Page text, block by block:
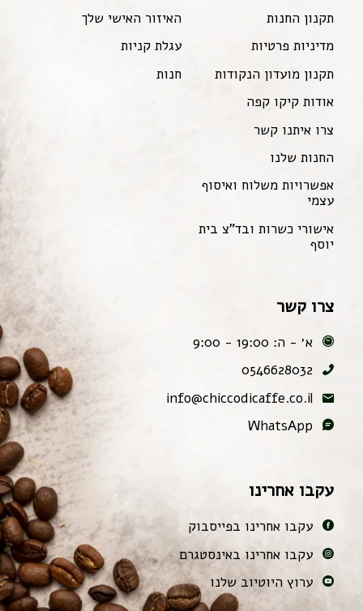
תקנון החנות
מדיניות פרטיות
תקנון מועדון הנקודות
אודות קיקו קפה
צרו איתנו קשר
החנות שלנו
אפשרויות משלוח ואיסוף
עצמי
אישורי כשרות ובד"צ בית
יוסף
האיזור האישי שלך
עגלת קניות
חנות
צרו קשר
א׳ - ה: 19:00 - 9:00
0546628032
info@chiccodicaffe.co.il
WhatsApp
עקבו אחרינו
עקבו אחרינו בפייסבוק
עקבו אחרינו באינסטגרם
ערוץ היוטיוב שלנו